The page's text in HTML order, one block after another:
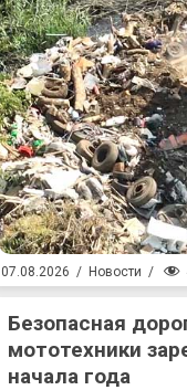
07.08.2026 / Новости /
Безопасная
мототехники
начала года